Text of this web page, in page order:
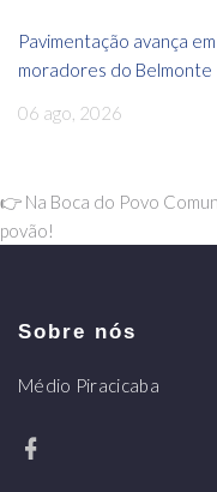
Pavimentação avança
moradores do Belmonte
06 ago, 2026
👉 Na Boca do Povo
povão!
Sobre nós
Médio Piracicaba